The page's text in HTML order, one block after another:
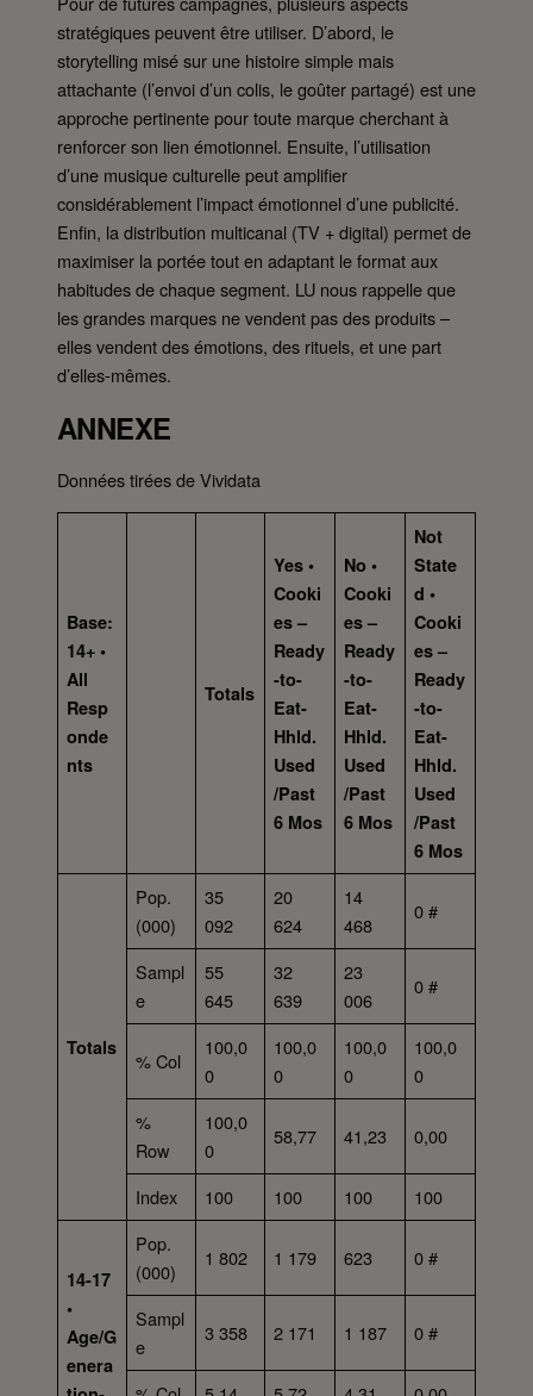
stratégiques peuvent être utiliser. D’abord, le
storytelling misé sur une histoire simple mais
attachante (l’envoi d’un colis, le goûter partagé) est une
approche pertinente pour toute marque cherchant à
renforcer son lien émotionnel. Ensuite, l’utilisation
d’une musique culturelle peut amplifier
considérablement l’impact émotionnel d’une publicité.
Enfin, la distribution multicanal (TV + digital) permet de
maximiser la portée tout en adaptant le format aux
habitudes de chaque segment. LU nous rappelle que
les grandes marques ne vendent pas des produits –
elles vendent des émotions, des rituels, et une part
d’elles-mêmes.
ANNEXE
Données tirées de Vividata
Base:
14+ •
All
Resp
onde
nts
Totals
Yes •
Cooki
es –
Ready
-to-
Eat-
Hhld.
Used
/Past
6 Mos
No •
Cooki
es –
Ready
-to-
Eat-
Hhld.
Used
/Past
6 Mos
Not
State
d •
Cooki
es –
Ready
-to-
Eat-
Hhld.
Used
/Past
6 Mos
Totals
Pop.
(000)
35
092
20
624
14
468
0 #
Sampl
e
55
645
32
639
23
006
0 #
% Col
100,0
0
100,0
0
100,0
0
100,0
0
%
Row
100,0
0
58,77 41,23 0,00
Index 100 100 100 100
14-17
•
Age/G
enera
Pop.
(000)
1 802 1 179 623 0 #
Sampl
e
3 358 2 171 1 187 0 #